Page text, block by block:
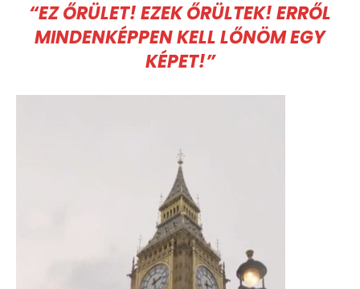
“EZ ŐRÜLET! EZEK ŐRÜLTEK! ERRŐL
MINDENKÉPPEN KELL LŐNÖM EGY
KÉPET!”